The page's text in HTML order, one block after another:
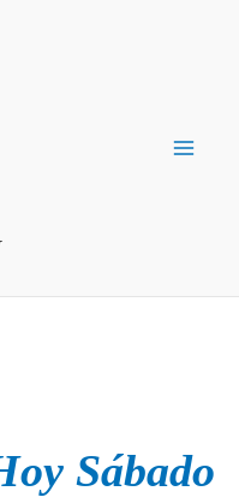
Sábado